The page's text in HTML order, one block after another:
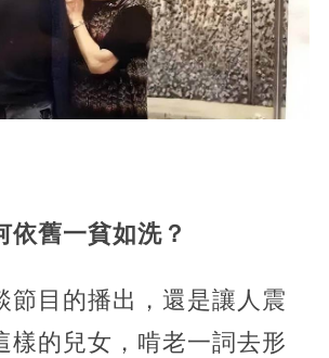
依舊一貧如洗？
節目的播出，還是讓人震
樣的兒女，啃老一詞去形